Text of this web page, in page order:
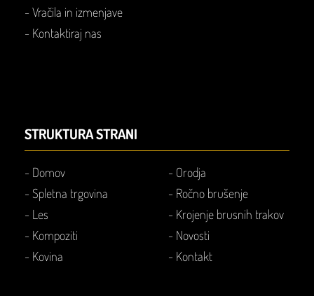
- Vračila in izmenjave
- Kontaktiraj nas
STRUKTURA STRANI
- Domov
- Spletna trgovina
- Les
- Kompoziti
- Kovina
- Orodja
- Ročno brušenje
- Krojenje brusnih trakov
- Novosti
- Kontakt